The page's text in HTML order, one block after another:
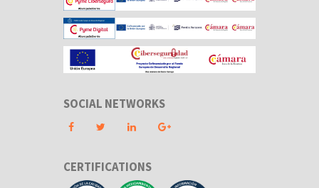
SOCIAL NETWORKS
CERTIFICATIONS